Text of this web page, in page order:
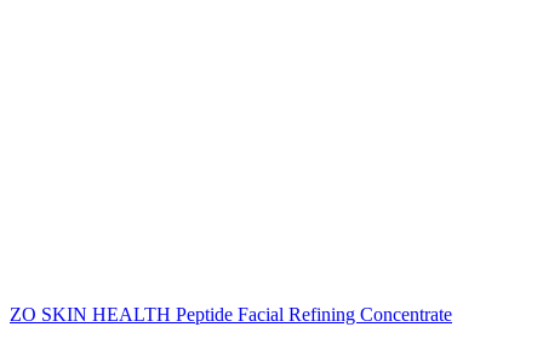
ZO SKIN HEALTH Peptide Facial Refining Concentrate